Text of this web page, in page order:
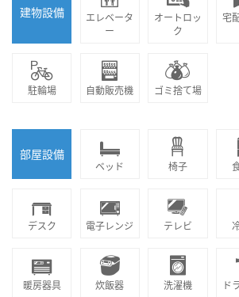
建物設備
エレベータ
ー
オートロッ
ク
宅
駐輪場 自動販売機 ゴミ捨て場
部屋設備
ベッド 椅子
デスク 電子レンジ テレビ
暖房器具 炊飯器 洗濯機 ド